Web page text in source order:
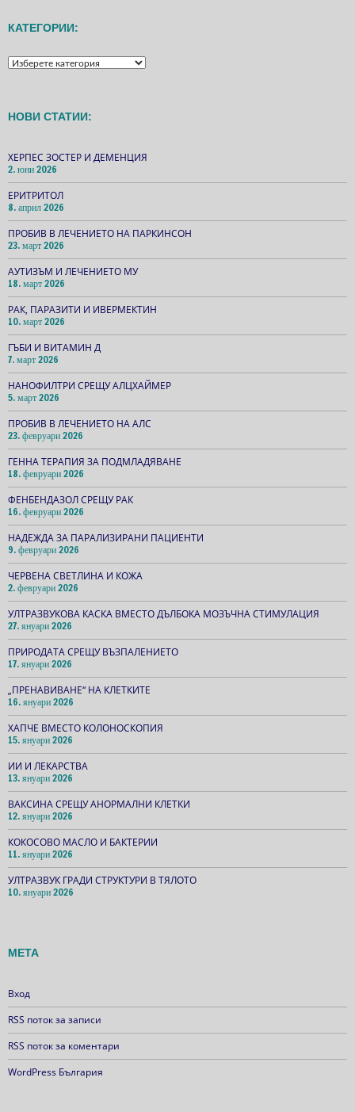
КАТЕГОРИИ:
КАТЕГОРИИ:
НОВИ СТАТИИ:
ХЕРПЕС ЗОСТЕР И ДЕМЕНЦИЯ
2. юни 2026
ЕРИТРИТОЛ
8. април 2026
ПРОБИВ В ЛЕЧЕНИЕТО НА ПАРКИНСОН
23. март 2026
АУТИЗЪМ И ЛЕЧЕНИЕТО МУ
18. март 2026
РАК, ПАРАЗИТИ И ИВЕРМЕКТИН
10. март 2026
ГЪБИ И ВИТАМИН Д
7. март 2026
НАНОФИЛТРИ СРЕЩУ АЛЦХАЙМЕР
5. март 2026
ПРОБИВ В ЛЕЧЕНИЕТО НА АЛС
23. февруари 2026
ГЕННА ТЕРАПИЯ ЗА ПОДМЛАДЯВАНЕ
18. февруари 2026
ФЕНБЕНДАЗОЛ СРЕЩУ РАК
16. февруари 2026
НАДЕЖДА ЗА ПАРАЛИЗИРАНИ ПАЦИЕНТИ
9. февруари 2026
ЧЕРВЕНА СВЕТЛИНА И КОЖА
2. февруари 2026
УЛТРАЗВУКОВА КАСКА ВМЕСТО ДЪЛБОКА МОЗЪЧНА СТИМУЛАЦИЯ
27. януари 2026
ПРИРОДАТА СРЕЩУ ВЪЗПАЛЕНИЕТО
17. януари 2026
„ПРЕНАВИВАНЕ“ НА КЛЕТКИТЕ
16. януари 2026
ХАПЧЕ ВМЕСТО КОЛОНОСКОПИЯ
15. януари 2026
ИИ И ЛЕКАРСТВА
13. януари 2026
ВАКСИНА СРЕЩУ АНОРМАЛНИ КЛЕТКИ
12. януари 2026
КОКОСОВО МАСЛО И БАКТЕРИИ
11. януари 2026
УЛТРАЗВУК ГРАДИ СТРУКТУРИ В ТЯЛОТО
10. януари 2026
МЕТА
Вход
RSS поток за записи
RSS поток за коментари
WordPress България